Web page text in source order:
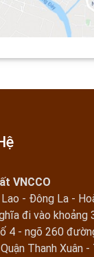
VNCCO
- Đông La -
đi vào khoảng
4 - ngõ 260
Thanh Xuân -